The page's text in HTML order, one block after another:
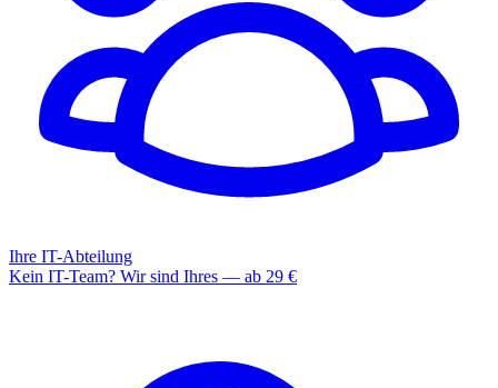
Ihre IT-Abteilung
Kein IT-Team? Wir sind Ihres — ab 29 €